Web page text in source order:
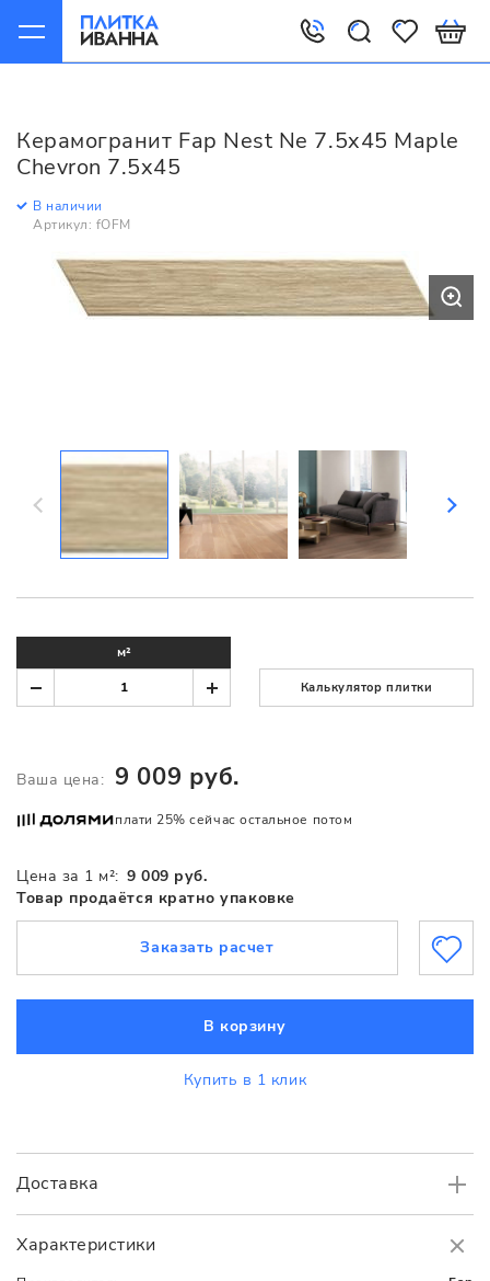
Керамогранит Fap Nest Ne 7.5x45 Maple
Chevron 7.5x45
В наличии
Артикул: fOFM
Характеристики
Доставка
Доставка
Цена за 1 м²: 9 009 руб.
Товар продаётся кратно упаковке
м²
Калькулятор плитки
Ваша цена: 9 009 руб.
плати 25% сейчас остальное потом
В корзину
Купить в 1 клик
Заказать расчет